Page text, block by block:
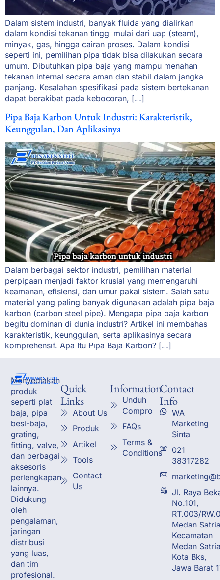
Dalam sistem industri, banyak fluida yang dialirkan
dalam kondisi tekanan tinggi mulai dari uap (steam),
minyak, gas, hingga cairan proses. Dalam kondisi
seperti ini, pemilihan pipa tidak bisa dilakukan secara
umum. Dibutuhkan pipa baja yang mampu menahan
tekanan internal secara aman dan stabil dalam jangka
panjang. Kesalahan spesifikasi pada sistem bertekanan
dapat berakibat pada kebocoran, […]
Pipa Baja Karbon Untuk Industri: Karakteristik,
Keunggulan, Dan Aplikasinya
Dalam berbagai sektor industri, pemilihan material
perpipaan menjadi faktor krusial yang memengaruhi
keamanan, efisiensi, dan umur pakai sistem. Salah satu
material yang paling banyak digunakan adalah pipa baja
karbon (carbon steel pipe). Mengapa pipa baja karbon
begitu dominan di dunia industri? Artikel ini membahas
karakteristik, keunggulan, serta aplikasinya secara
komprehensif. Apa Itu Pipa Baja Karbon? […]
Menyediakan
produk
seperti plat
baja, pipa
besi-baja,
grating,
fitting, valve,
dan berbagai
aksesoris
perlengkapan
lainnya.
Didukung
oleh
pengalaman,
jaringan
distribusi
yang luas,
dan tim
profesional.
Quick
Links
About Us
Produk
Artikel
Tools
Contact
Us
Information
Unduh
Compro
FAQs
Terms &
Conditions
Contact
Info
WA
Marketing
Sinta
021
38317282
Jl. Raya
No.101,
RT.003/
Medan
Kecamatan
Medan
Kota Bks,
Jawa Barat